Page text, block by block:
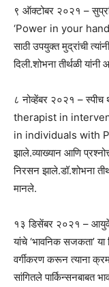
९ ऑक्टोबर २०२१ –
‘Power in your hand’
साठी उपयुक्त मुद्रांची
दिली.शोभना तीर्थळी
८ नोव्हेंबर २०२१ – स्पीच
therapist in
in individuals with
झाले.व्याख्यान आणि
निरसन झाले.डॉ.शोभना
मानले.
१३ डिसेंबर २०२१ –
यांचे ‘भावनिक सजकता’ या
वर्गीकरण करून त्याना
सांगितले पार्किन्सनबाबत